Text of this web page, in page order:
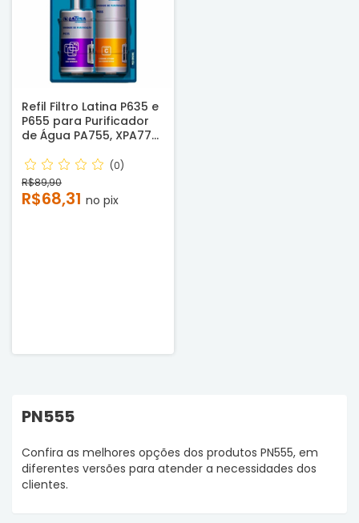
Refil Filtro Latina P635 e
P655 para Purificador
de Água PA755, XPA775,
Reembalado
(0)
R$89,90
R$68,31 no pix
PN555
Confira as melhores opções dos produtos PN555, em
diferentes versões para atender a necessidades dos
clientes.